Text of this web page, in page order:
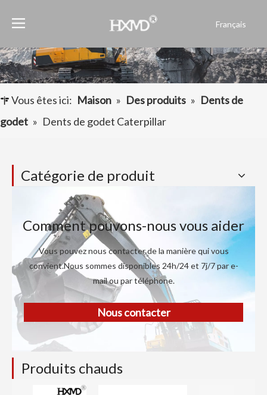
Français
العربية
Pусский
Español
Vous êtes ici: Maison » Des produits » Dents de
godet » Dents de godet Caterpillar
Catégorie de produit
Comment pouvons-nous vous aider
Vous pouvez nous contacter de la manière qui vous
convient.Nous sommes disponibles 24h/24 et 7j/7 par e-
mail ou par téléphone.
Nous contacter
Produits chauds